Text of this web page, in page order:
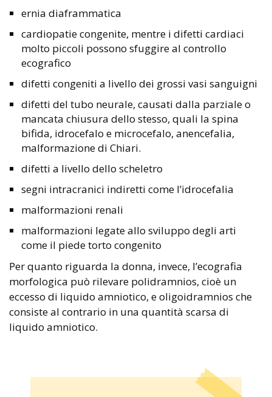
ernia diaframmatica
cardiopatie congenite, mentre i difetti cardiaci
molto piccoli possono sfuggire al controllo
ecografico
difetti congeniti a livello dei grossi vasi sanguigni
difetti del tubo neurale, causati dalla parziale o
mancata chiusura dello stesso, quali la spina
bifida, idrocefalo e microcefalo, anencefalia,
malformazione di Chiari.
difetti a livello dello scheletro
segni intracranici indiretti come l’idrocefalia
malformazioni renali
malformazioni legate allo sviluppo degli arti
come il piede torto congenito
Per quanto riguarda la donna, invece, l’ecografia
morfologica può rilevare polidramnios, cioè un
eccesso di liquido amniotico, e oligoidramnios che
consiste al contrario in una quantità scarsa di
liquido amniotico.